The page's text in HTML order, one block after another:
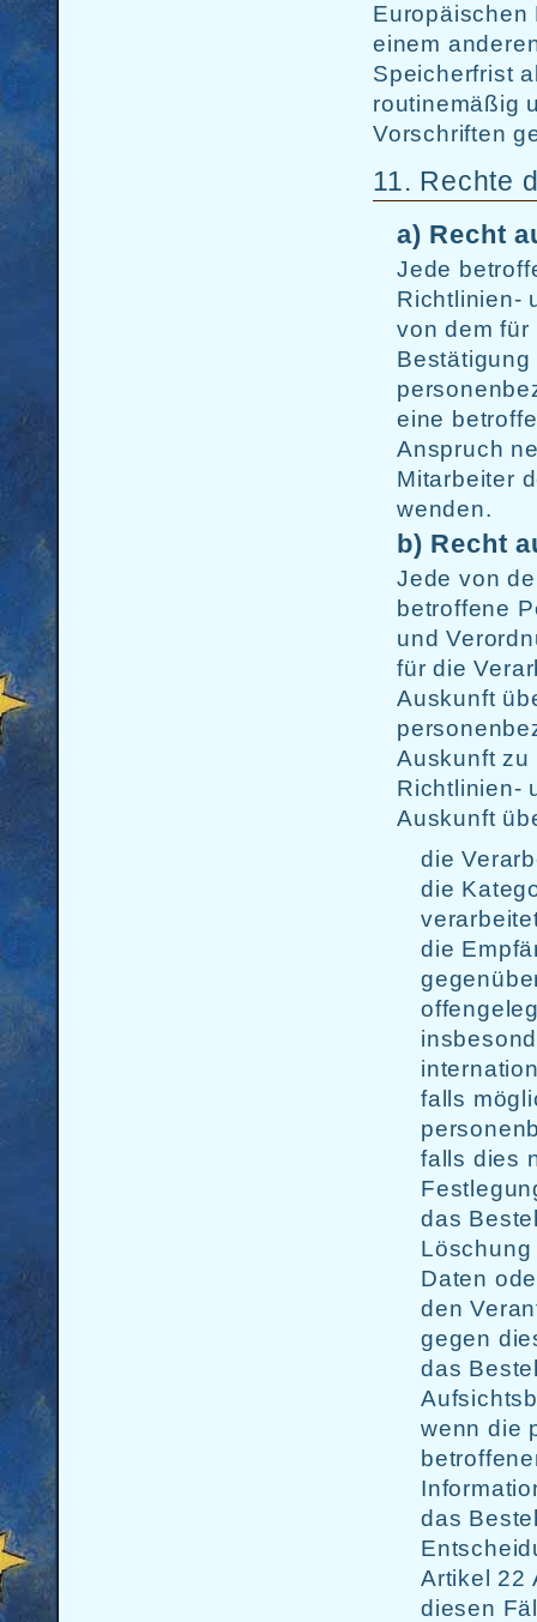
Europäischen
einem
Speicherfrist
routinemäßig
Vorschriften
11. Rechte
a) Recht
Jede
Richtlinien-
von dem für
eine
Anspruch
Mitarbeiter
wenden.
b) Recht
Jede von
betroffene
und
für die
Auskunft
Auskunft zu
Richtlinien-
Auskunft
die
die
die
falls
falls dies
das
Daten
den
gegen
das
wenn die
das
Artikel 22
diesen